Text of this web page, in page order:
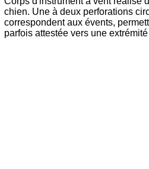
chien. Une à deux perforations
correspondent aux évents,
parfois attestée vers une